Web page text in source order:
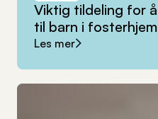
Viktig tildeling for å
til barn i fosterhjem
Les mer